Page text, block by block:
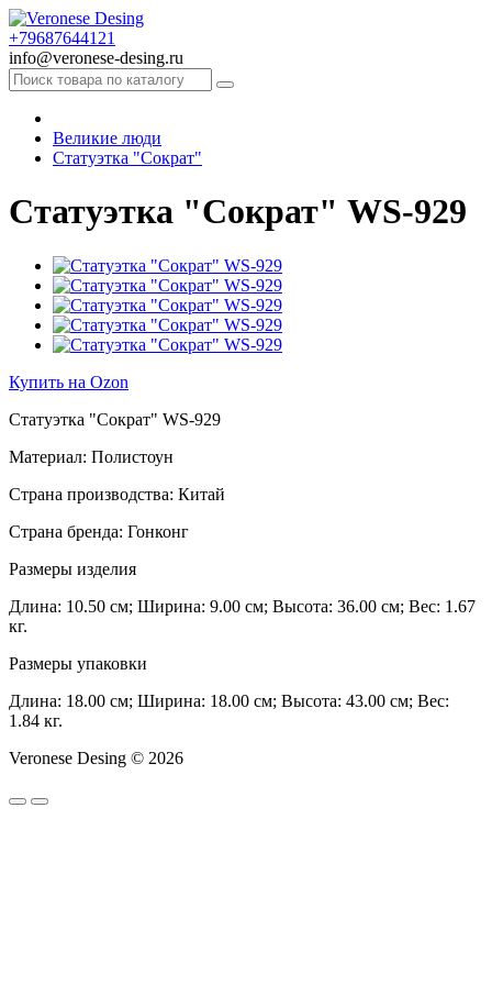
+79687644121
info@veronese-desing.ru
Великие люди
Статуэтка "Сократ"
Статуэтка "Сократ" WS-929
Купить на Ozon
Статуэтка "Сократ" WS-929
Материал: Полистоун
Страна производства: Китай
Страна бренда: Гонконг
Размеры изделия
Длина: 10.50 см; Ширина: 9.00 см; Высота: 36.00 см; Вес: 1.67
кг.
Размеры упаковки
Длина: 18.00 см; Ширина: 18.00 см; Высота: 43.00 см; Вес:
1.84 кг.
Veronese Desing © 2026